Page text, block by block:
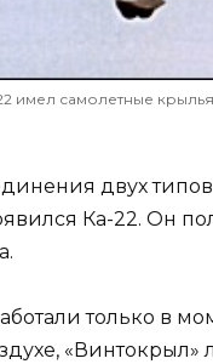
имел самолетные
двух
Ка-22. Он
только в
«Винтокрыл»